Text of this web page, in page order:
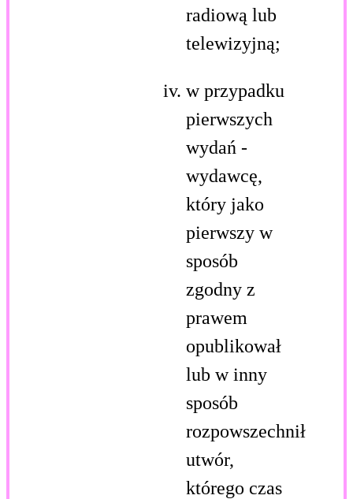
radiową lub
telewizyjną;
w przypadku
pierwszych
wydań -
wydawcę,
który jako
pierwszy w
sposób
zgodny z
prawem
opublikował
lub w inny
sposób
rozpowszechnił
utwór,
którego czas